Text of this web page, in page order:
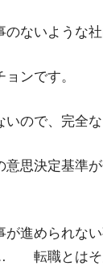
ないような
ンです。
ので、完全な
意思決定基準
が進められな
転職とはそ